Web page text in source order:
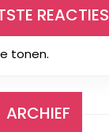
REACTIES
tonen.
ARCHIEF